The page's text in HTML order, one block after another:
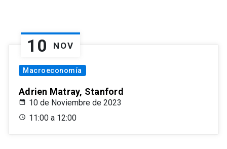
10 NOV
Macroeconomía
Adrien Matray, Stanford
10 de Noviembre de 2023
11:00 a 12:00